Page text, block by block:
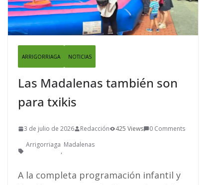
ARRIGORRIAGA NOTICIAS
Las Madalenas también son
para txikis
3 de julio de 2026 Redacción 425 Views
0 Comments
Arrigorriaga
,
Madalenas
A la completa programación infantil y